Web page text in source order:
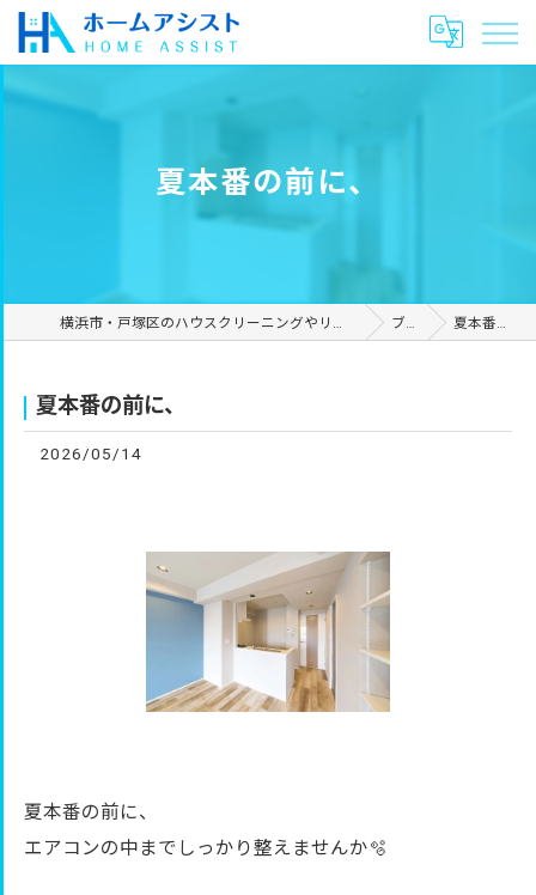
夏本番の前に、
横浜市・戸塚区のハウスクリーニングやリフォームは合同会社ホームアシスト ブログ 夏本番の前に、
夏本番の前に、
2026/05/14
夏本番の前に、
エアコンの中までしっかり整えませんか🫧